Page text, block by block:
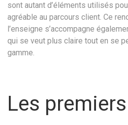
sont autant d’éléments utilisés
agréable au parcours client. Ce
l’enseigne s’accompagne
qui se veut plus claire tout en se
gamme.
Les